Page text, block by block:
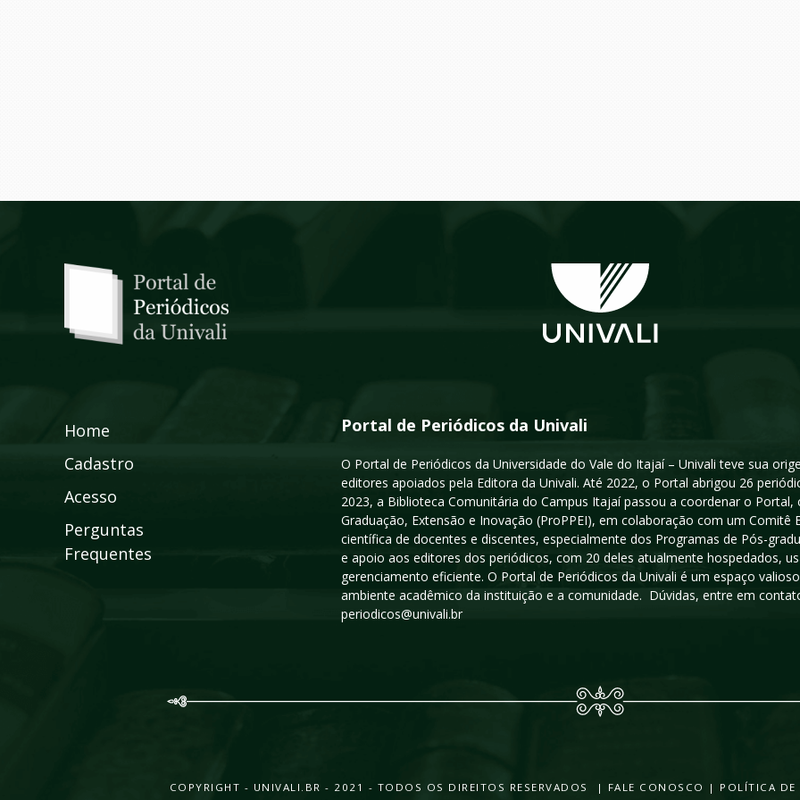
Home
Cadastro
Acesso
Perguntas
Frequentes
Portal de Periódicos da Univali
O Portal de Periódicos da Universidade do Vale do Itajaí – Univali teve sua
editores apoiados pela Editora da Univali. Até 2022, o Portal abrigou 26
2023, a Biblioteca Comunitária do Campus Itajaí passou a coordenar o
Graduação, Extensão e Inovação (ProPPEI), em colaboração com um
científica de docentes e discentes, especialmente dos Programas de Pós-
e apoio aos editores dos periódicos, com 20 deles atualmente hospedados,
gerenciamento eficiente. O Portal de Periódicos da Univali é um espaço
ambiente acadêmico da instituição e a comunidade. Dúvidas, entre em
periodicos@univali.br
COPYRIGHT - UNIVALI.BR - 2021 - TODOS OS DIREITOS RESERVADOS | FALE CONOSCO | POLÍTICA DE